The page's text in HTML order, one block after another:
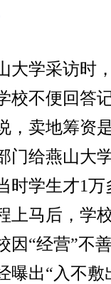
学采访时，
校不便回答
，卖地筹资
门给燕山大
时学生才1
上马后，学
“经营”不善
曝出“入不